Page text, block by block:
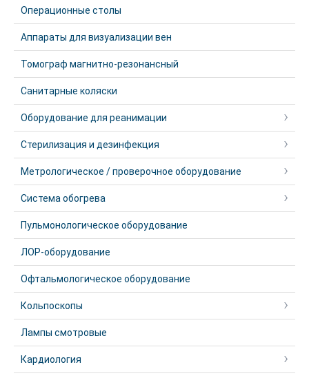
Операционные столы
Аппараты для визуализации вен
Томограф магнитно-резонансный
Санитарные коляски
Оборудование для реанимации
Стерилизация и дезинфекция
Метрологическое / проверочное оборудование
Система обогрева
Пульмонологическое оборудование
ЛОР-оборудование
Офтальмологическое оборудование
Кольпоскопы
Лампы смотровые
Кардиология